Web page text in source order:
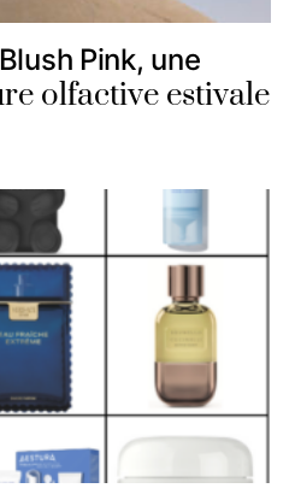
Pink, une
olfactive estivale